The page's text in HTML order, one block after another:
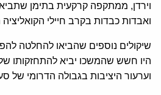
וירדן, ממתקפה קרקעית בתימן
ואבדות כבדות בקרב חיילי
שיקולים נוספים שהביאו להחלטה
היו חשש שהמשכו יביא להתחזקותו
וערעור היציבות בגבולה הדרומי של